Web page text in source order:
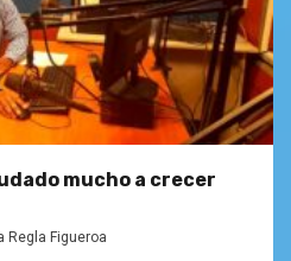
mucho a crecer
Regla Figueroa